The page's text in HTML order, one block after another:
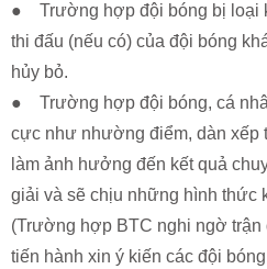
● Trường hợp đội bóng bị loại
thi đấu (nếu có) của đội bóng
hủy bỏ.
● Trường hợp đội bóng, cá
cực như nhường điểm, dàn xếp
làm ảnh hưởng đến kết quả
giải và sẽ chịu những hình thức
(Trường hợp BTC nghi ngờ trận
tiến hành xin ý kiến các đội